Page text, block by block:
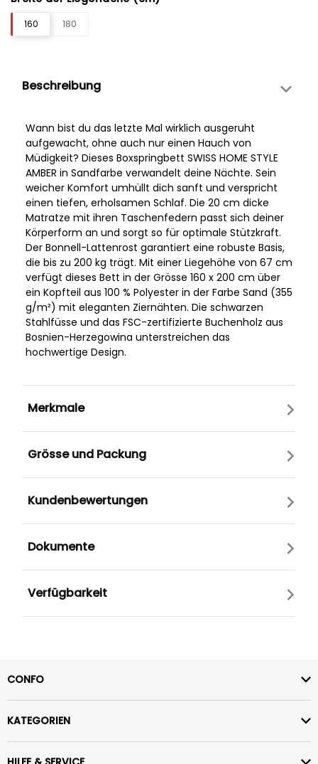
160 180
Beschreibung
Wann bist du das letzte Mal wirklich ausgeruht
aufgewacht, ohne auch nur einen Hauch von
Müdigkeit? Dieses Boxspringbett SWISS HOME STYLE
AMBER in Sandfarbe verwandelt deine Nächte. Sein
weicher Komfort umhüllt dich sanft und verspricht
einen tiefen, erholsamen Schlaf. Die 20 cm dicke
Matratze mit ihren Taschenfedern passt sich deiner
Körperform an und sorgt so für optimale Stützkraft.
Der Bonnell-Lattenrost garantiert eine robuste Basis,
die bis zu 200 kg trägt. Mit einer Liegehöhe von 67 cm
verfügt dieses Bett in der Grösse 160 x 200 cm über
ein Kopfteil aus 100 % Polyester in der Farbe Sand (355
g/m²) mit eleganten Ziernähten. Die schwarzen
Stahlfüsse und das FSC-zertifizierte Buchenholz aus
Bosnien-Herzegowina unterstreichen das
hochwertige Design.
Merkmale
Grösse und Packung
Kundenbewertungen
Dokumente
Verfügbarkeit
CONFO
KATEGORIEN